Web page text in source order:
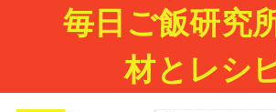
毎日ご飯研究
材とレシ